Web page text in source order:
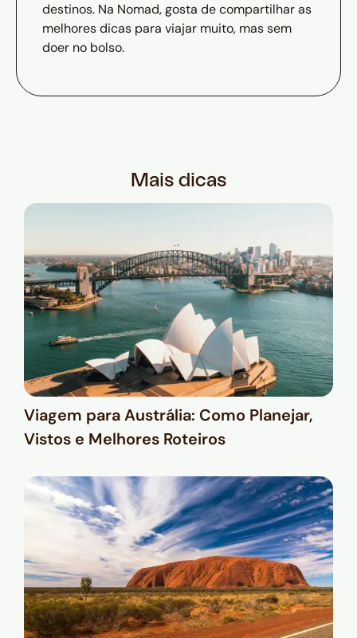
destinos. Na Nomad, gosta de compartilhar as
melhores dicas para viajar muito, mas sem
doer no bolso.
Mais dicas
Viagem para Austrália: Como Planejar,
Vistos e Melhores Roteiros